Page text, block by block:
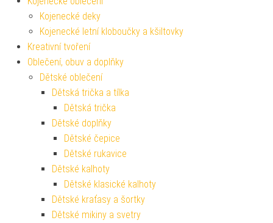
Kojenecké deky
Kojenecké letní kloboučky a kšiltovky
Kreativní tvoření
Oblečení, obuv a doplňky
Dětské oblečení
Dětská trička a tílka
Dětská trička
Dětské doplňky
Dětské čepice
Dětské rukavice
Dětské kalhoty
Dětské klasické kalhoty
Dětské kraťasy a šortky
Dětské mikiny a svetry